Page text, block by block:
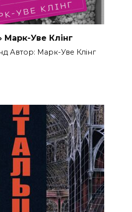
Марк-Уве Клінг
Автор: Марк-Уве Клінг